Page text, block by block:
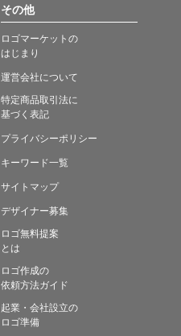
その他
ロゴマーケットの
はじまり
運営会社について
特定商品取引法に
基づく表記
プライバシーポリシー
キーワード一覧
サイトマップ
デザイナー募集
ロゴ無料提案
とは
ロゴ作成の
依頼方法ガイド
起業・会社設立の
ロゴ準備